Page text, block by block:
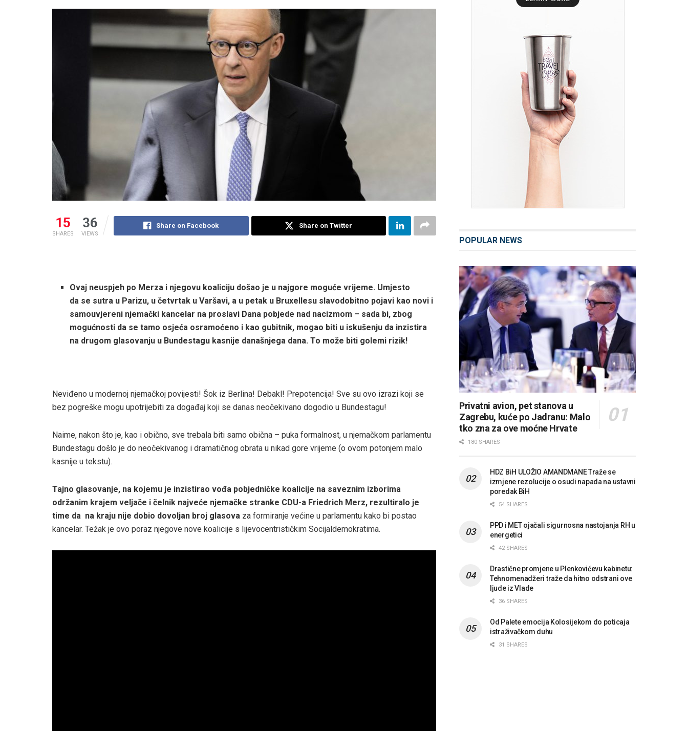
15
SHARES
36
VIEWS
Share on Facebook Share on Twitter
Ovaj neuspjeh po Merza i njegovu koaliciju došao je u najgore moguće vrijeme. Umjesto
da se sutra u Parizu, u četvrtak u Varšavi, a u petak u Bruxellesu slavodobitno pojavi kao novi i
samouvjereni njemački kancelar na proslavi Dana pobjede nad nacizmom – sada bi, zbog
mogućnosti da se tamo osjeća osramoćeno i kao gubitnik, mogao biti u iskušenju da inzistira
na drugom glasovanju u Bundestagu kasnije današnjega dana. To može biti golemi rizik!
Neviđeno u modernoj njemačkoj povijesti! Šok iz Berlina! Debakl! Prepotencija! Sve su ovo izrazi koji se
bez pogreške mogu upotrijebiti za događaj koji se danas neočekivano dogodio u Bundestagu!
Naime, nakon što je, kao i obično, sve trebala biti samo obična – puka formalnost, u njemačkom parlamentu
Bundestagu došlo je do neočekivanog i dramatičnog obrata u nikad gore vrijeme (o ovom potonjem malo
kasnije u tekstu).
Tajno glasovanje, na kojemu je inzistirao vođa pobjedničke koalicije na saveznim izborima
održanim krajem veljače i čelnik najveće njemačke stranke CDU-a Friedrich Merz, rezultiralo je
time da na kraju nije dobio dovoljan broj glasova za formiranje većine u parlamentu kako bi postao
kancelar. Težak je ovo poraz njegove nove koalicije s lijevocentrističkim Socijaldemokratima.
POPULAR NEWS
Privatni avion, pet stanova u
Zagrebu, kuće po Jadranu: Malo
tko zna za ove moćne Hrvate
180 SHARES
HDZ BiH ULOŽIO AMANDMANE Traže se
izmjene rezolucije o osudi napada na ustavni
poredak BiH
54 SHARES
PPD i MET ojačali sigurnosna nastojanja RH u
energetici
42 SHARES
Drastične promjene u Plenkovićevu kabinetu:
Tehnomenadžeri traže da hitno odstrani ove
ljude iz Vlade
36 SHARES
Od Palete emocija Kolosijekom do poticaja
istraživačkom duhu
31 SHARES